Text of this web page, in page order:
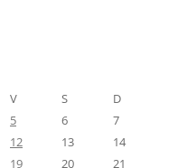
V S
D
5 6
7
12 13
14
19 20 21